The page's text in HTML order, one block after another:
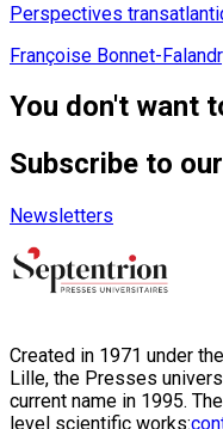
Perspectives
Françoise Bonnet-
You don't want
Subscribe to
Newsletters
Created in 1971 under
Lille, the Presses
current name in 1995.
level scientific works: